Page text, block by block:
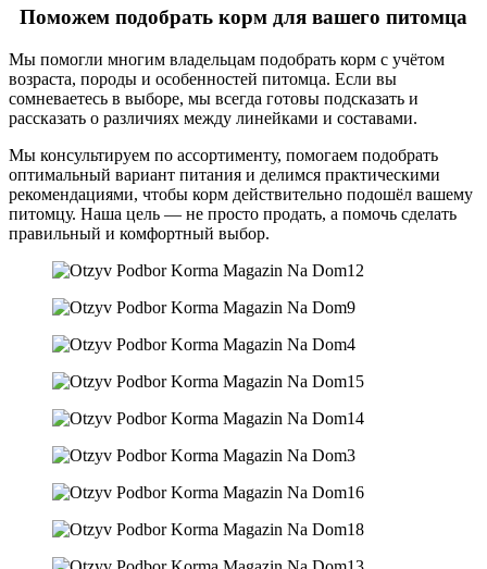
Поможем подобрать корм для вашего питомца
Мы помогли многим владельцам подобрать корм с учётом
возраста, породы и особенностей питомца. Если вы
сомневаетесь в выборе, мы всегда готовы подсказать и
рассказать о различиях между линейками и составами.
Мы консультируем по ассортименту, помогаем подобрать
оптимальный вариант питания и делимся практическими
рекомендациями, чтобы корм действительно подошёл вашему
питомцу. Наша цель — не просто продать, а помочь сделать
правильный и комфортный выбор.